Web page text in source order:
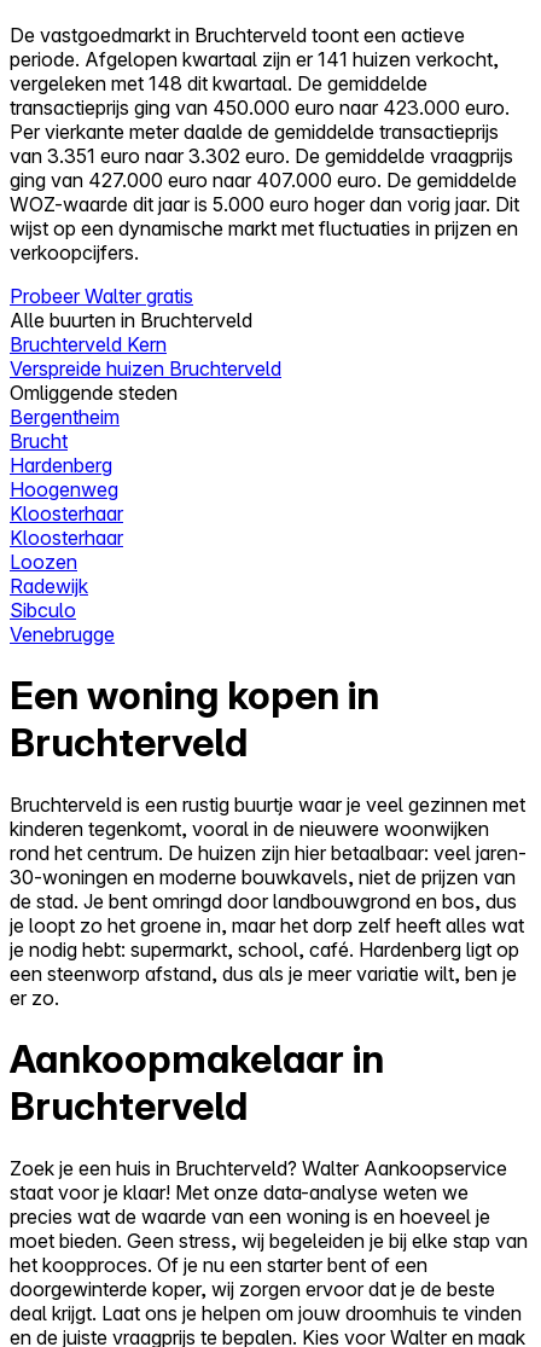
Alles-in-één
Reviews
Prijzen
Log in
Probeer Walter gratis
De vastgoedmarkt in Bruchterveld toont een actieve
periode. Afgelopen kwartaal zijn er 141 huizen verkocht,
vergeleken met 148 dit kwartaal. De gemiddelde
transactieprijs ging van 450.000 euro naar 423.000 euro.
Per vierkante meter daalde de gemiddelde transactieprijs
van 3.351 euro naar 3.302 euro. De gemiddelde vraagprijs
ging van 427.000 euro naar 407.000 euro. De gemiddelde
WOZ-waarde dit jaar is 5.000 euro hoger dan vorig jaar. Dit
wijst op een dynamische markt met fluctuaties in prijzen en
verkoopcijfers.
Probeer Walter gratis
Alle buurten in Bruchterveld
Bruchterveld Kern
Verspreide huizen Bruchterveld
Omliggende steden
Bergentheim
Brucht
Hardenberg
Hoogenweg
Kloosterhaar
Kloosterhaar
Loozen
Radewijk
Sibculo
Venebrugge
Een woning kopen in
Bruchterveld
Bruchterveld is een rustig buurtje waar je veel gezinnen met
kinderen tegenkomt, vooral in de nieuwere woonwijken
rond het centrum. De huizen zijn hier betaalbaar: veel jaren-
30-woningen en moderne bouwkavels, niet de prijzen van
de stad. Je bent omringd door landbouwgrond en bos, dus
je loopt zo het groene in, maar het dorp zelf heeft alles wat
je nodig hebt: supermarkt, school, café. Hardenberg ligt op
een steenworp afstand, dus als je meer variatie wilt, ben je
er zo.
Aankoopmakelaar in
Bruchterveld
Zoek je een huis in Bruchterveld? Walter Aankoopservice
staat voor je klaar! Met onze data-analyse weten we
precies wat de waarde van een woning is en hoeveel je
moet bieden. Geen stress, wij begeleiden je bij elke stap van
het koopproces. Of je nu een starter bent of een
doorgewinterde koper, wij zorgen ervoor dat je de beste
deal krijgt. Laat ons je helpen om jouw droomhuis te vinden
en de juiste vraagprijs te bepalen. Kies voor Walter en maak